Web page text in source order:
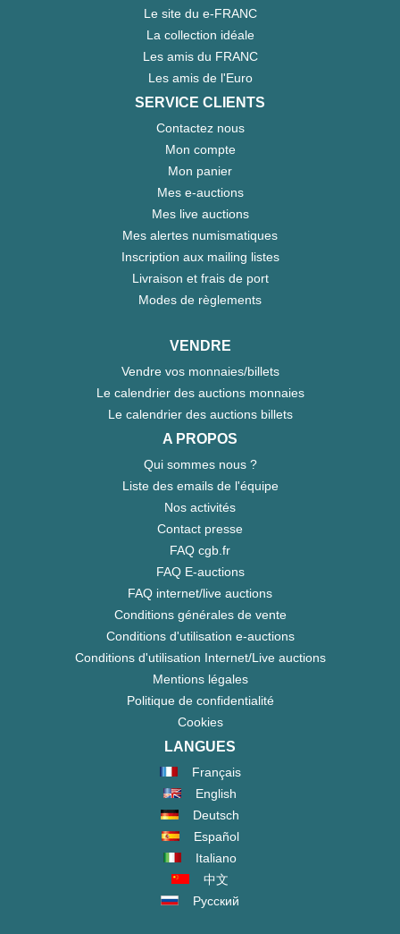
Le site du e-FRANC
La collection idéale
Les amis du FRANC
Les amis de l'Euro
SERVICE CLIENTS
Contactez nous
Mon compte
Mon panier
Mes e-auctions
Mes live auctions
Mes alertes numismatiques
Inscription aux mailing listes
Livraison et frais de port
Modes de règlements
VENDRE
Vendre vos monnaies/billets
Le calendrier des auctions monnaies
Le calendrier des auctions billets
A PROPOS
Qui sommes nous ?
Liste des emails de l'équipe
Nos activités
Contact presse
FAQ cgb.fr
FAQ E-auctions
FAQ internet/live auctions
Conditions générales de vente
Conditions d'utilisation e-auctions
Conditions d'utilisation Internet/Live auctions
Mentions légales
Politique de confidentialité
Cookies
LANGUES
Français
English
Deutsch
Español
Italiano
中文
Русский